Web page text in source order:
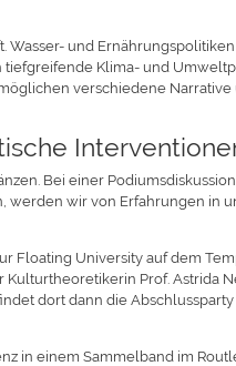
und
Klima- und
verschiedene Narrative
Bei einer Podiumsdiskussion
werden wir von Erfahrungen in
Floating University auf dem
Prof. Astrida
dort dann die
in einem Sammelband im